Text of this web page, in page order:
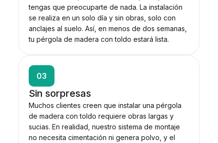
tengas que preocuparte de nada. La instalación
se realiza en un solo día y sin obras, solo con
anclajes al suelo. Así, en menos de dos semanas,
tu pérgola de madera con toldo estará lista.
03
Sin sorpresas
Muchos clientes creen que instalar una pérgola
de madera con toldo requiere obras largas y
sucias. En realidad, nuestro sistema de montaje
no necesita cimentación ni genera polvo, y el